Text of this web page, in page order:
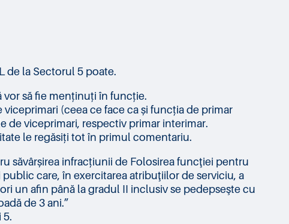
de la Sectorul 5 poate.
să fie menținuți în funcție.
(ceea ce face ca și funcția de primar
de viceprimari, respectiv primar interimar.
le regăsiți tot în primul comentariu.
săvârșirea infracțiunii de Folosirea funcţiei pentru
care, în exercitarea atribuţiilor de serviciu, a
un afin până la gradul II inclusiv se pedepseşte cu
de 3 ani.”
5.